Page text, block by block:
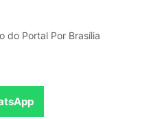
do Portal Por Brasília